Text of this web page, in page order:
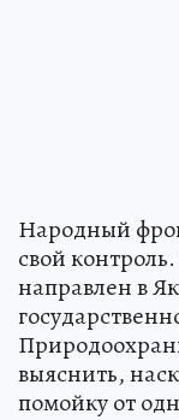
Народный
свой
направлен в
выяснить,
помойку от